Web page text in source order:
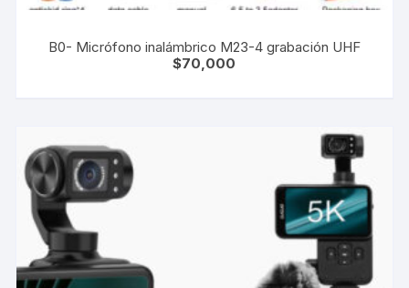
B0- Micrófono inalámbrico M23-4 grabación UHF
$70,000